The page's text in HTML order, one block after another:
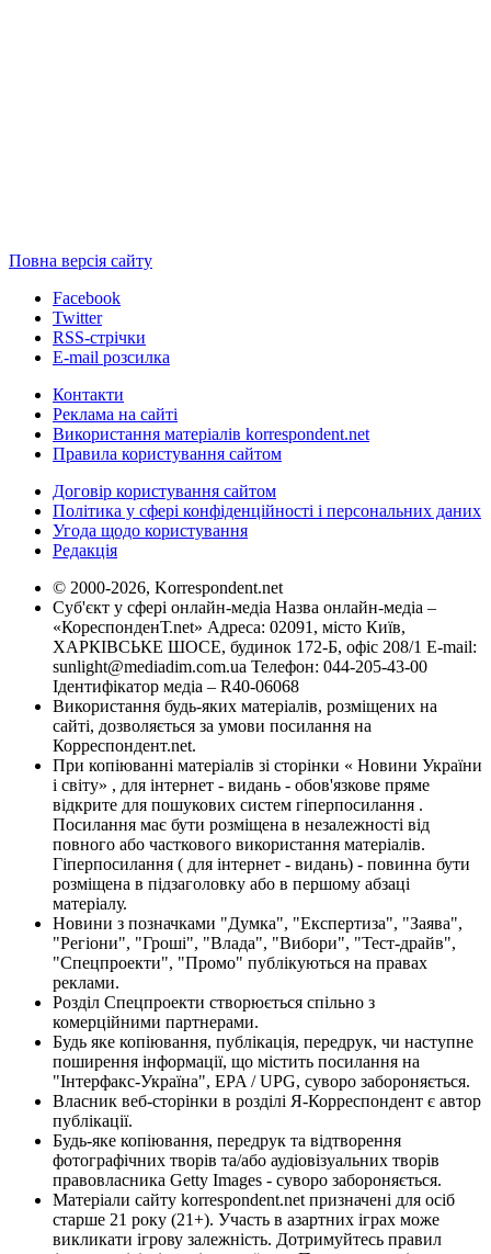
Повна версія сайту
Facebook
Twitter
RSS-стрічки
E-mail розсилка
Контакти
Реклама на сайті
Використання матеріалів korrespondent.net
Правила користування сайтом
Договір користування сайтом
Політика у сфері конфіденційності і персональних даних
Угода щодо користування
Редакція
© 2000-2026, Korrespondent.net
Суб'єкт у сфері онлайн-медіа Назва онлайн-медіа –
«КореспонденТ.net» Адреса: 02091, місто Київ,
ХАРКІВСЬКЕ ШОСЕ, будинок 172-Б, офіс 208/1 E-mail:
sunlight@mediadim.com.ua Телефон: 044-205-43-00
Ідентифікатор медіа – R40-06068
Використання будь-яких матеріалів, розміщених на
сайті, дозволяється за умови посилання на
Корреспондент.net.
При копіюванні матеріалів зі сторінки « Новини України
і світу» , для інтернет - видань - обов'язкове пряме
відкрите для пошукових систем гіперпосилання .
Посилання має бути розміщена в незалежності від
повного або часткового використання матеріалів.
Гіперпосилання ( для інтернет - видань) - повинна бути
розміщена в підзаголовку або в першому абзаці
матеріалу.
Новини з позначками "Думка", "Експертиза", "Заява",
"Регіони", "Гроші", "Влада", "Вибори", "Тест-драйв",
"Спецпроекти", "Промо" публікуються на правах
реклами.
Розділ Спецпроекти створюється спільно з
комерційними партнерами.
Будь яке копіювання, публікація, передрук, чи наступне
поширення інформації, що містить посилання на
"Інтерфакс-Україна", EPA / UPG, суворо забороняється.
Власник веб-сторінки в розділі Я-Корреспондент є автор
публікації.
Будь-яке копіювання, передрук та відтворення
фотографічних творів та/або аудіовізуальних творів
правовласника Getty Images - суворо забороняється.
Матеріали сайту korrespondent.net призначені для осіб
старше 21 року (21+). Участь в азартних іграх може
викликати ігрову залежність. Дотримуйтесь правил